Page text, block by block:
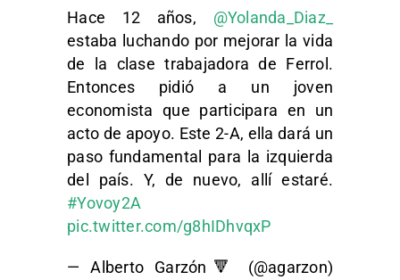
Hace 12 años, @Yolanda_Diaz_
estaba luchando por mejorar la vida
de la clase trabajadora de Ferrol.
Entonces pidió a un joven
economista que participara en un
acto de apoyo. Este 2-A, ella dará un
paso fundamental para la izquierda
del país. Y, de nuevo, allí estaré.
#Yovoy2A
pic.twitter.com/g8hIDhvqxP
— Alberto Garzón🔻 (@agarzon)